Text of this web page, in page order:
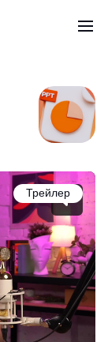
Трейлер